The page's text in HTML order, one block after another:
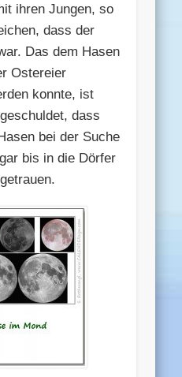
ihren Jungen, so
dass der
Das dem Hasen
Ostereier
konnte, ist
dass
bei der Suche
bis in die Dörfer